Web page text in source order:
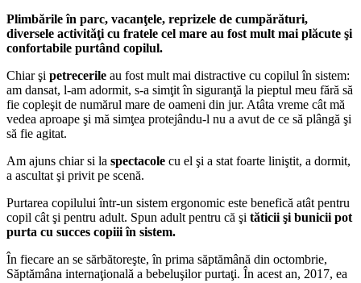
Plimbările în parc, vacanţele, reprizele de cumpărături,
diversele activităţi cu fratele cel mare au fost mult mai plăcute şi
confortabile purtând copilul.
Chiar şi petrecerile au fost mult mai distractive cu copilul în sistem:
am dansat, l-am adormit, s-a simţit în siguranţă la pieptul meu fără să
fie copleşit de numărul mare de oameni din jur. Atâta vreme cât mă
vedea aproape şi mă simţea protejându-l nu a avut de ce să plângă şi
să fie agitat.
Am ajuns chiar si la spectacole cu el şi a stat foarte liniştit, a dormit,
a ascultat şi privit pe scenă.
Purtarea copilului într-un sistem ergonomic este benefică atât pentru
copil cât şi pentru adult. Spun adult pentru că şi tăticii şi bunicii pot
purta cu succes copiii în sistem.
În fiecare an se sărbătoreşte, în prima săptămână din octombrie,
Săptămâna internaţională a bebeluşilor purtaţi. În acest an, 2017, ea